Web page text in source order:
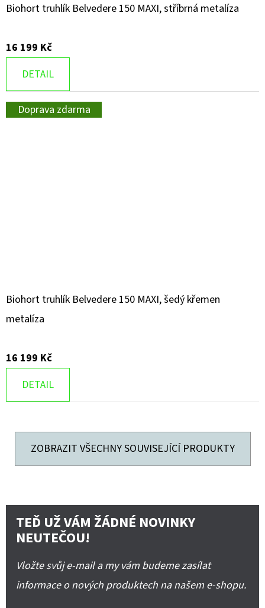
Biohort truhlík Belvedere 150 MAXI, stříbrná metalíza
16 199 Kč
DETAIL
Doprava zdarma
Biohort truhlík Belvedere 150 MAXI, šedý křemen
metalíza
16 199 Kč
DETAIL
ZOBRAZIT VŠECHNY SOUVISEJÍCÍ PRODUKTY
TEĎ UŽ VÁM ŽÁDNÉ NOVINKY
NEUTEČOU!
Vložte svůj e-mail a my vám budeme zasílat
informace o nových produktech na našem e-shopu.